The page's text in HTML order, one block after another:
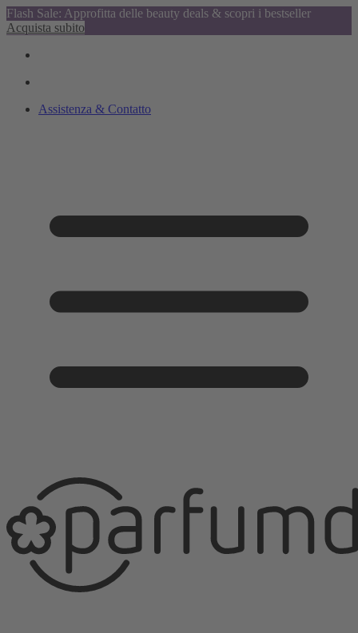
Flash Sale: Approfitta delle beauty deals & scopri i bestseller
Acquista subito
Assistenza & Contatto